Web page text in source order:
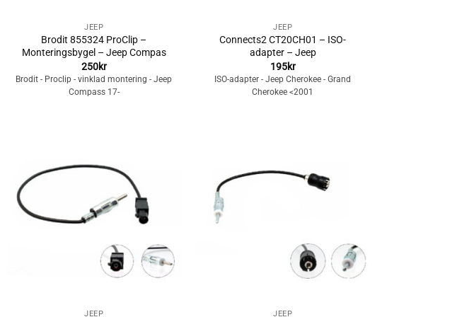
JEEP
Brodit 855324 ProClip –
Monteringsbygel – Jeep Compas
250kr
Brodit - Proclip - vinklad montering - Jeep
Compass 17-
JEEP
Connects2 CT20CH01 – ISO-
adapter – Jeep
195kr
ISO-adapter - Jeep Cherokee - Grand
Cherokee <2001
Lägg till i
önskelistan
JEEP
önskelistan
JEEP